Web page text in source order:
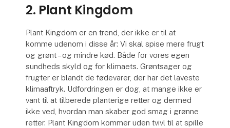
2. Plant Kingdom
Plant Kingdom er en trend, der ikke er til at
komme udenom i disse år: Vi skal spise mere frugt
og grønt – og mindre kød. Både for vores egen
sundheds skyld og for klimaets. Grøntsager og
frugter er blandt de fødevarer, der har det laveste
klimaaftryk. Udfordringen er dog, at mange ikke er
vant til at tilberede planterige retter og dermed
ikke ved, hvordan man skaber god smag i grønne
retter. Plant Kingdom kommer uden tvivl til at spille